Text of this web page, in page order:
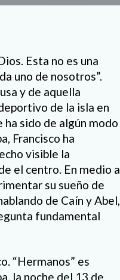
Esta no es una
uno de nosotros”.
y de aquella
de la isla en
sido de algún modo
Francisco ha
visible la
el centro. En medio a
su sueño de
de Caín y Abel,
fundamental
“Hermanos” es
la noche del 13 de